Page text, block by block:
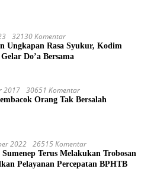
32130 Komentar
Ungkapan Rasa Syukur, Kodim
Do’a Bersama
2017 30651 Komentar
Orang Tak Bersalah
2022 26515 Komentar
Terus Melakukan Trobosan
Pelayanan Percepatan BPHTB